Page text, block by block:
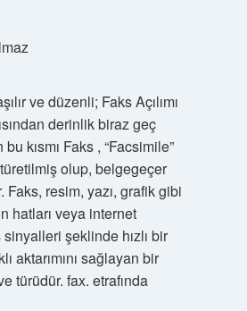
ve düzenli; Faks Açılımı
derinlik biraz geç
kısmı Faks , “Facsimile”
olup, belgegeçer
Faks, resim, yazı, grafik gibi
hatları veya internet
şeklinde hızlı bir
aktarımını sağlayan bir
türüdür. fax. etrafında